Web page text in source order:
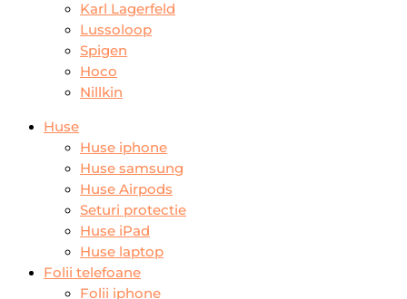
Karl Lagerfeld
Lussoloop
Spigen
Hoco
Nillkin
Huse
Huse iphone
Huse samsung
Huse Airpods
Seturi protectie
Huse iPad
Huse laptop
Folii telefoane
Folii iphone